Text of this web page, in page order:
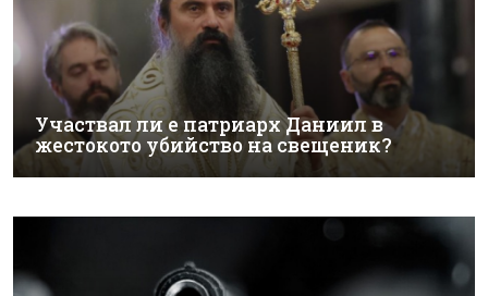
Участвал ли е патриарх Даниил в
жестокото убийство на свещеник?